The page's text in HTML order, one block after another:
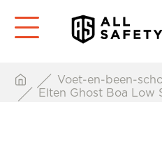
Voet-en-been-
Elten Ghost Boa Low